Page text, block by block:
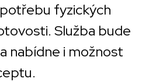
fyzických
Služba bude
nabídne i možnost